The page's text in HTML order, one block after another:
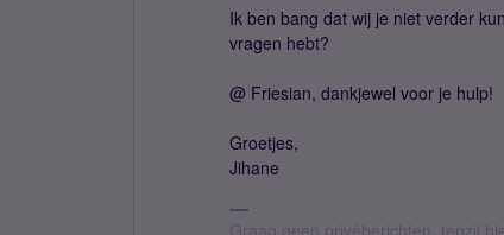
Ik ben bang dat wij je niet verder
vragen hebt?
@ Friesian, dankjewel voor je hulp!
Groetjes,
Jihane
Graag geen privéberichten, tenzij